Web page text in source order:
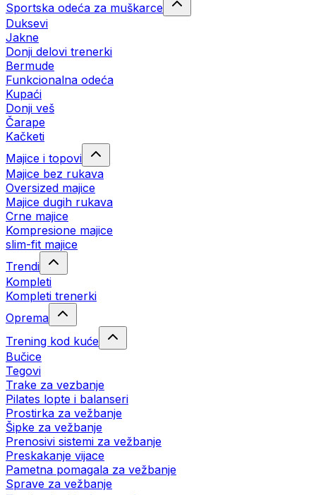
Sportska odeća za muškarce
Duksevi
Jakne
Donji delovi trenerki
Bermude
Funkcionalna odeća
Kupaći
Donji veš
Čarape
Kačketi
Majice i topovi
Majice bez rukava
Oversized majice
Majice dugih rukava
Crne majice
Kompresione majice
slim-fit majice
Trendi
Kompleti
Kompleti trenerki
Oprema
Trening kod kuće
Bučice
Tegovi
Trake za vezbanje
Pilates lopte i balanseri
Prostirka za vežbanje
Šipke za vežbanje
Prenosivi sistemi za vežbanje
Preskakanje vijace
Pametna pomagala za vežbanje
Sprave za vežbanje